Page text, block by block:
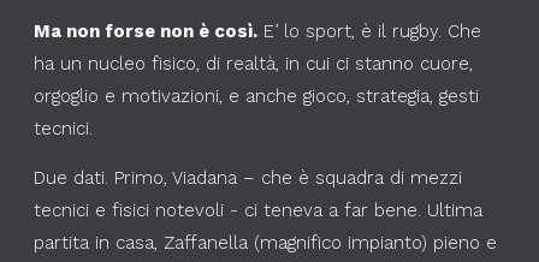
Ma non forse non è così. E’ lo sport, è il rugby. Che
ha un nucleo fisico, di realtà, in cui ci stanno cuore,
orgoglio e motivazioni, e anche gioco, strategia, gesti
tecnici.
Due dati. Primo, Viadana – che è squadra di mezzi
tecnici e fisici notevoli - ci teneva a far bene. Ultima
partita in casa, Zaffanella (magnifico impianto) pieno e